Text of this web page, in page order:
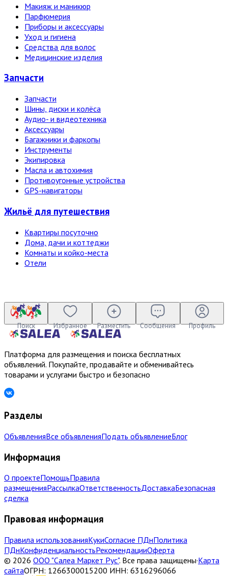
Макияж и маникюр
Парфюмерия
Приборы и аксессуары
Уход и гигиена
Средства для волос
Медицинские изделия
Запчасти
Запчасти
Шины, диски и колёса
Аудио- и видеотехника
Аксессуары
Багажники и фаркопы
Инструменты
Экипировка
Масла и автохимия
Противоугонные устройства
GPS-навигаторы
Жильё для путешествия
Квартиры посуточно
Дома, дачи и коттеджи
Комнаты и койко-места
Отели
Поиск Избранное Разместить Сообщения Профиль
Платформа для размещения и поиска бесплатных
объявлений. Покупайте, продавайте и обменивайтесь
товарами и услугами быстро и безопасно
Разделы
ОбъявленияВсе объявленияПодать объявлениеБлог
Информация
О проектеПомощьПравила
размещенияРассылкаОтветственностьДоставкаБезопасная
сделка
Правовая информация
Правила использованияКукиСогласие ПДнПолитика
ПДнКонфиденциальностьРекомендацииОферта
© 2026 ООО "Салеа Маркет Рус". Все права защищены·Карта
сайтаОГРН: 1266300015200 ИНН: 6316296066